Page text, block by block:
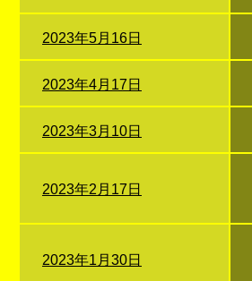
2023年5月16日
2023年4月17日
2023年3月10日
2023年2月17日
2023年1月30日